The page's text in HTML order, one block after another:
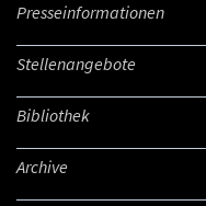
Presseinformationen
Stellenangebote
Bibliothek
Archive